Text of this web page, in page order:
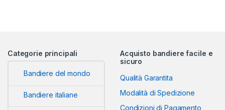
Categorie principali
Bandiere del mondo
Bandiere italiane
Acquisto bandiere facile e
sicuro
Qualità Garantita
Modalità di Spedizione
Condizioni di Pagamento